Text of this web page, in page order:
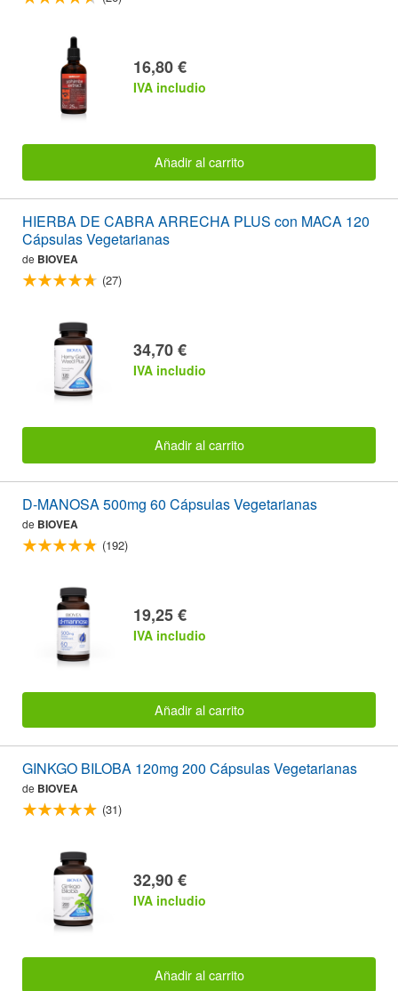
16,80 €
IVA includio
Añadir al carrito
HIERBA DE CABRA ARRECHA PLUS con MACA 120
Cápsulas Vegetarianas
de BIOVEA
(27)
34,70 €
IVA includio
Añadir al carrito
D-MANOSA 500mg 60 Cápsulas Vegetarianas
de BIOVEA
(192)
19,25 €
IVA includio
Añadir al carrito
GINKGO BILOBA 120mg 200 Cápsulas Vegetarianas
de BIOVEA
(31)
32,90 €
IVA includio
Añadir al carrito